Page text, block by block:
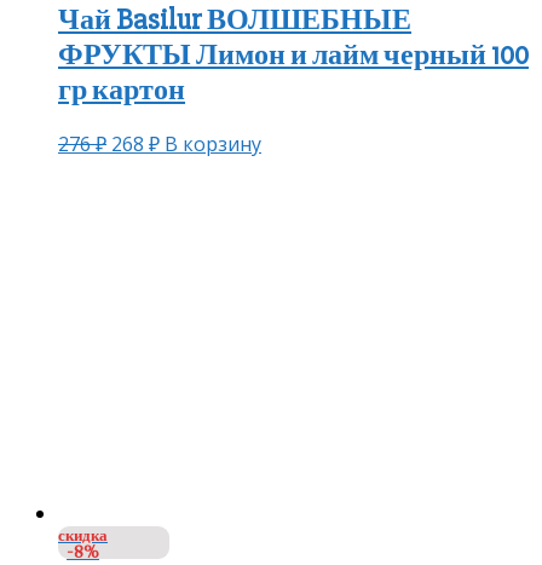
Чай Basilur ВОЛШЕБНЫЕ
ФРУКТЫ Лимон и лайм черный 100
гр картон
276₽ 268 ₽ В корзину
скидка
-8%